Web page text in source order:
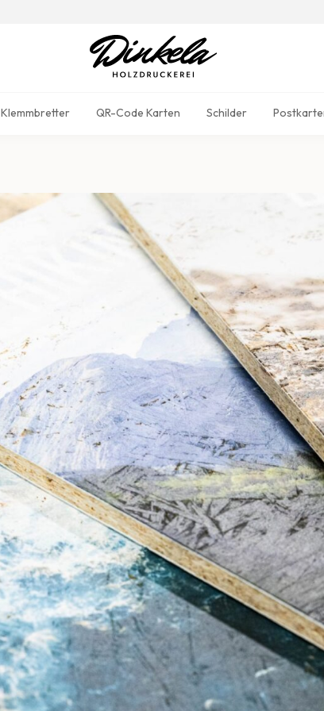
Klemmbretter QR-Code Karten Schilder